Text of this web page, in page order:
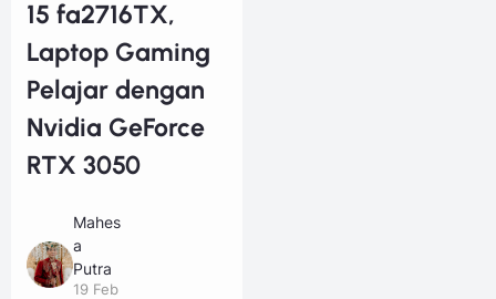
15 fa2716TX,
Laptop Gaming
Pelajar dengan
Nvidia GeForce
RTX 3050
Mahes
a
Putra
19 Feb